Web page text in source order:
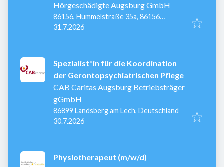
Hörgeschädigte Augsburg GmbH
86156, Hummelstraße 35a, 86156
Augsburg, Deutschland
Veröffentlicht
31.7.2026
Spezialist*in für die Koordination
der Gerontopsychiatrischen Pflege
CAB Caritas Augsburg Betriebsträger
gGmbH
86899 Landsberg am Lech, Deutschland
Veröffentlicht
30.7.2026
Physiotherapeut (m/w/d)